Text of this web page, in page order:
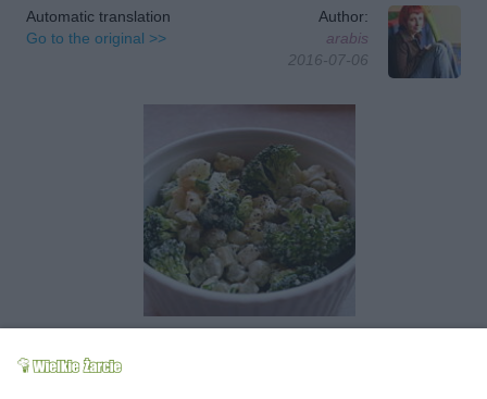
Automatic translation
Go to the original >>
Author:
arabis
2016-07-06
Follow author